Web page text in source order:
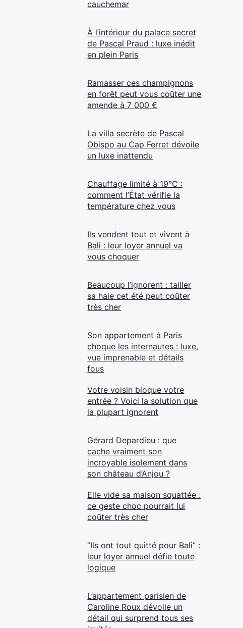
cauchemar
À l’intérieur du palace secret
de Pascal Praud : luxe inédit
en plein Paris
Ramasser ces champignons
en forêt peut vous coûter une
amende à 7 000 €
La villa secrète de Pascal
Obispo au Cap Ferret dévoile
un luxe inattendu
Chauffage limité à 19°C :
comment l’État vérifie la
température chez vous
Ils vendent tout et vivent à
Bali : leur loyer annuel va
vous choquer
Beaucoup l’ignorent : tailler
sa haie cet été peut coûter
très cher
Son appartement à Paris
choque les internautes : luxe,
vue imprenable et détails
fous
Votre voisin bloque votre
entrée ? Voici la solution que
la plupart ignorent
Gérard Depardieu : que
cache vraiment son
incroyable isolement dans
son château d’Anjou ?
Elle vide sa maison squattée :
ce geste choc pourrait lui
coûter très cher
“Ils ont tout quitté pour Bali” :
leur loyer annuel défie toute
logique
L’appartement parisien de
Caroline Roux dévoile un
détail qui surprend tous ses